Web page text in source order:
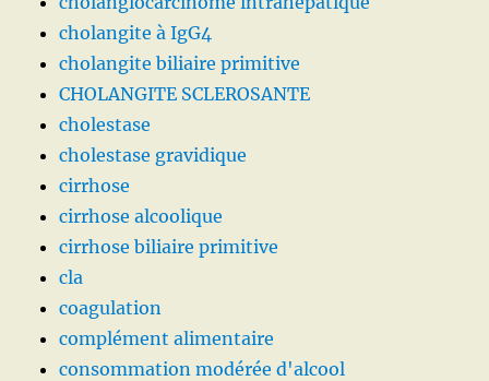
cholangite à IgG4
cholangite biliaire primitive
CHOLANGITE SCLEROSANTE
cholestase
cholestase gravidique
cirrhose
cirrhose alcoolique
cirrhose biliaire primitive
cla
coagulation
complément alimentaire
consommation modérée d'alcool